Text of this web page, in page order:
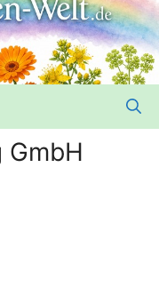
GmbH